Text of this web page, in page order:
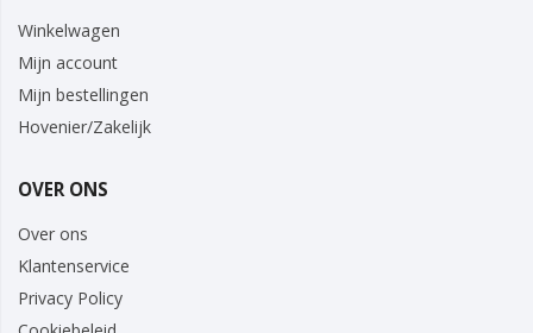
Winkelwagen
Mijn account
Mijn bestellingen
Hovenier/Zakelijk
OVER ONS
Over ons
Klantenservice
Privacy Policy